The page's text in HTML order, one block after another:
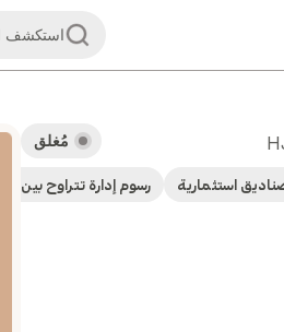
استكشف
استثمارية رسوم إدارة تتراوح بين 0.5% - 1%
مُغلق